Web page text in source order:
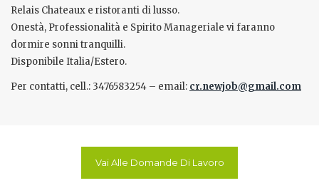
Relais Chateaux e ristoranti di lusso.
Onestà, Professionalità e Spirito Manageriale vi faranno
dormire sonni tranquilli.
Disponibile Italia/Estero.
Per contatti, cell.: 3476583254 – email: cr.newjob@gmail.com
Vai Alle Domande Di Lavoro